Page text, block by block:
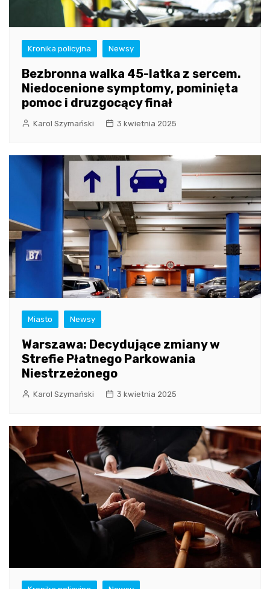
Kronika policyjna Newsy
Bezbronna walka 45-latka z sercem.
Niedocenione symptomy, pominięta
pomoc i druzgocący finał
Karol Szymański 3 kwietnia 2025
Miasto Newsy
Warszawa: Decydujące zmiany w
Strefie Płatnego Parkowania
Niestrzeżonego
Karol Szymański 3 kwietnia 2025